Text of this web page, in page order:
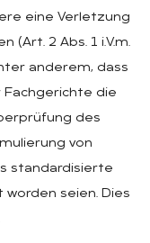
eine Verletzung
(Art. 2 Abs. 1 i.V.m.
anderem, dass
die
des
von
standardisierte
worden seien. Dies